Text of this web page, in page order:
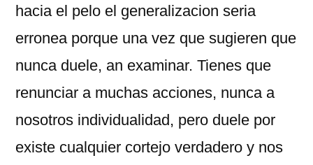
hacia el pelo el generalizacion seri­a
erronea porque una vez que sugieren que
nunca duele, an examinar. Tienes que
renunciar a muchas acciones, nunca a
nosotros individualidad, pero duele por
existe cualquier cortejo verdadero y nos